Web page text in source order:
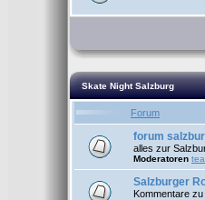
Skate Night Salzburg
Forum
forum
alles zur
Moderatoren
Salzburger
Kommentare